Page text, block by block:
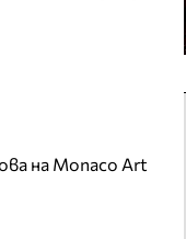
на Monaco Art